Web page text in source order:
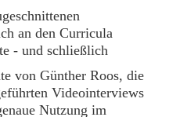
an den Curricula
- und schließlich
von Günther Roos, die
Videointerviews
Nutzung im